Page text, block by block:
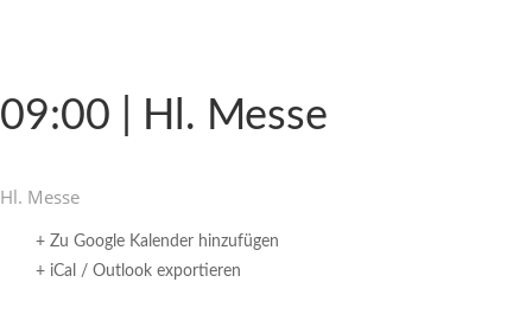
09:00 | Hl. Messe
Hl. Messe
+ Zu Google Kalender hinzufügen
+ iCal / Outlook exportieren